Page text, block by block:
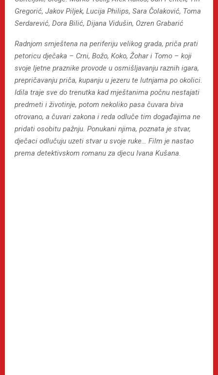
Gregorić, Jakov Piljek, Lucija Philips, Sara Čolaković, Toma
Serdarević, Dora Bilić, Dijana Vidušin, Ozren Grabarić
Radnjom smještena na periferiju velikog grada, priča prati
petoricu dječaka – Crni, Božo, Koko, Žohar i Tomo – koji
svoje ljetne praznike provode u osmišljavanju raznih igara,
prepričavanju priča, kupanju u jezeru te lutnjama po okolici.
Idila traje sve do trenutka kad mještanima počnu nestajati
predmeti i životinje, potom nekoliko pasa čuvara biva
otrovano, a čuvari zakona i reda odluče tim događajima ne
pridati osobitu pažnju. Ponukani njima, poznata je stvar,
dječaci odlučuju uzeti stvar u svoje ruke… Film je nastao
prema detektivskom romanu za djecu Ivana Kušana.